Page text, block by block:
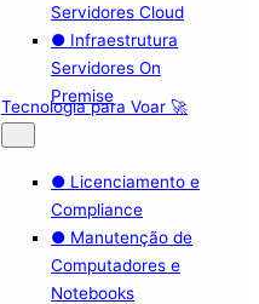
Servidores Cloud
● Infraestrutura
Servidores On
Premise
Tecnologia para Voar 🚀
● Licenciamento e
Compliance
● Manutenção de
Computadores e
Notebooks